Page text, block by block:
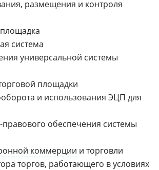
размещения и контроля
система
универсальной системы
площадки
и использования ЭЦП для
обеспечения системы
коммерции и торговли
торгов, работающего в условиях